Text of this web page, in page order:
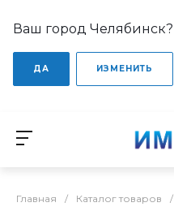
Ваш город Челябинск?
ДА ИЗМЕНИТЬ
Главная / Каталог товаров /